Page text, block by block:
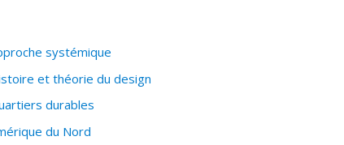
systémique
et théorie du design
durables
du Nord